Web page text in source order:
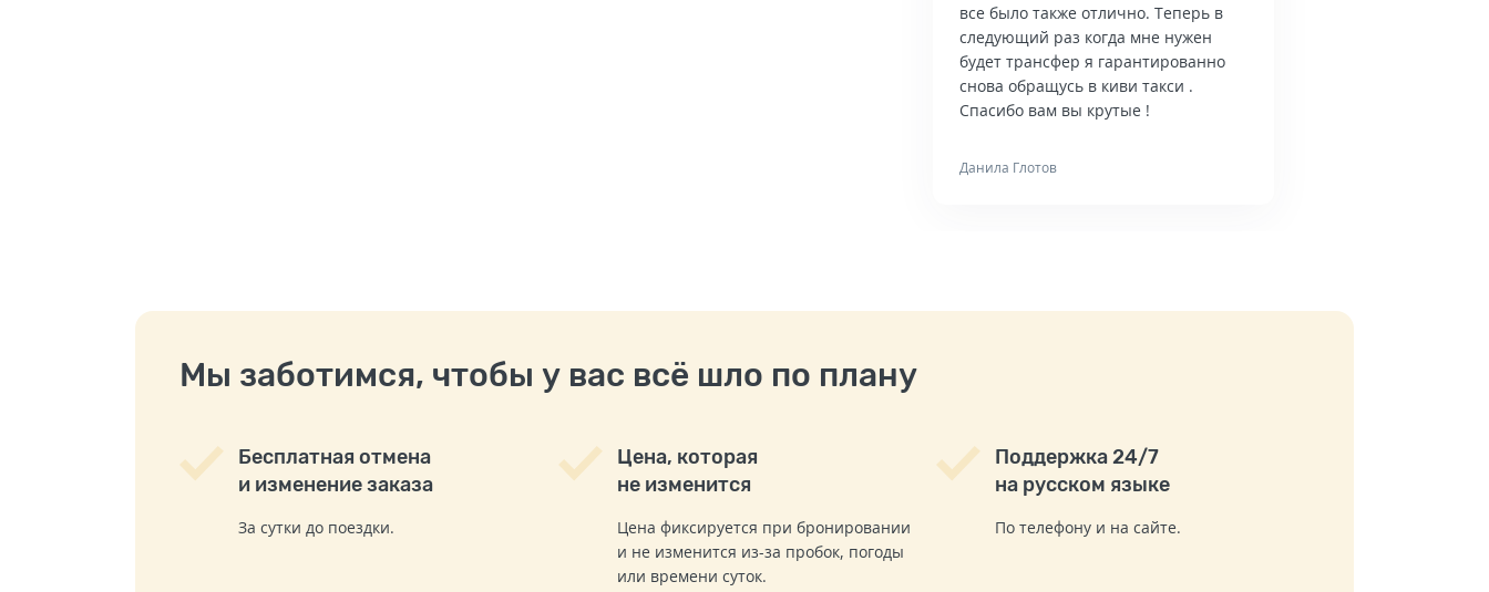
все было также отлично. Теперь в
следующий раз когда мне нужен
будет трансфер я гарантированно
снова обращусь в киви такси .
Спасибо вам вы крутые !
Данила Глотов
Мы заботимся, чтобы у вас всё шло по плану
Бесплатная отмена
и изменение заказа
За сутки до поездки.
Цена, которая
не изменится
Цена фиксируется при бронировании
и не изменится из-за пробок, погоды
или времени суток.
Поддержка 24/7
на русском языке
По телефону и на сайте.